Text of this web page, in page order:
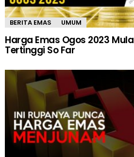
BERITA EMAS UMUM
Harga Emas Ogos 2023
Tertinggi So Far